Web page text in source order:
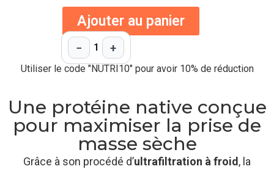
Ajouter au panier
− 1 +
Utiliser le code "NUTRI10" pour avoir 10% de réduction
Une protéine native conçue
pour maximiser la prise de
masse sèche
Grâce à son procédé d’ultrafiltration à froid, la